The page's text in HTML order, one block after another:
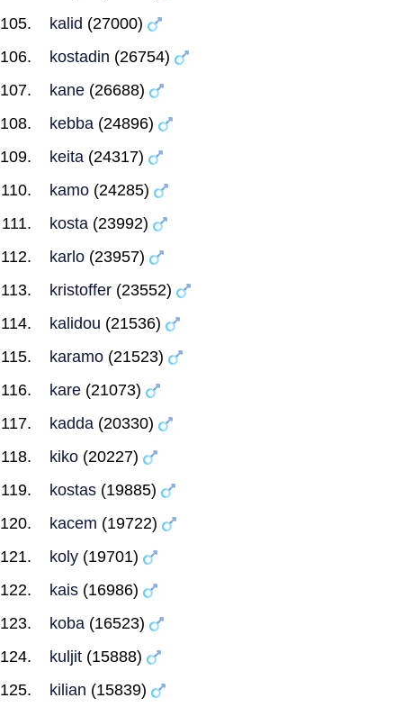
kalid (27000)
kostadin (26754)
kane (26688)
kebba (24896)
keita (24317)
kamo (24285)
kosta (23992)
karlo (23957)
kristoffer (23552)
kalidou (21536)
karamo (21523)
kare (21073)
kadda (20330)
kiko (20227)
kostas (19885)
kacem (19722)
koly (19701)
kais (16986)
koba (16523)
kuljit (15888)
kilian (15839)